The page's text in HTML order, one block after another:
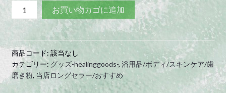
リ
ン
純
お買い物カゴに追加
商品コード: 該当なし
カテゴリー: グッズ-healinggoods-, 浴用品/ボディ/スキンケア/歯
磨き粉, 当店ロングセラー/おすすめ